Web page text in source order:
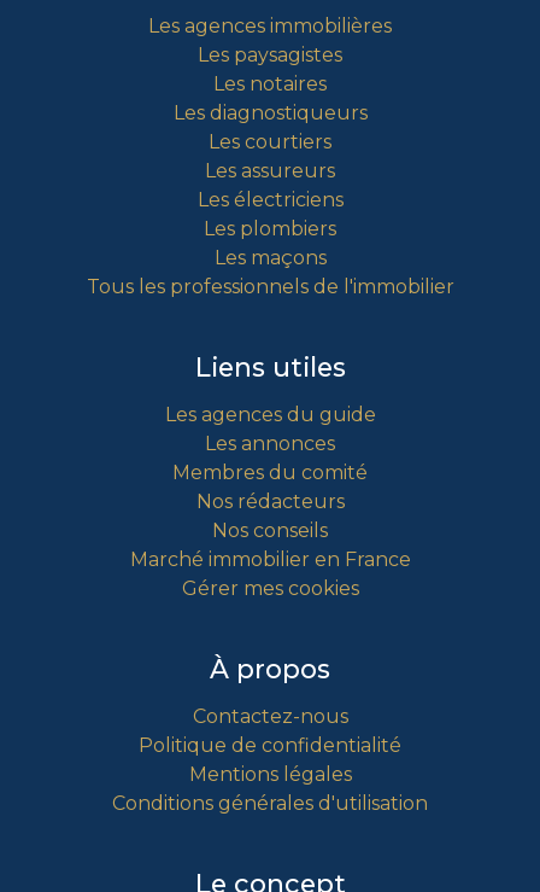
Les agences immobilières
Les paysagistes
Les notaires
Les diagnostiqueurs
Les courtiers
Les assureurs
Les électriciens
Les plombiers
Les maçons
Tous les professionnels de l'immobilier
Liens utiles
Les agences du guide
Les annonces
Membres du comité
Nos rédacteurs
Nos conseils
Marché immobilier en France
Gérer mes cookies
À propos
Contactez-nous
Politique de confidentialité
Mentions légales
Conditions générales d'utilisation
Le concept